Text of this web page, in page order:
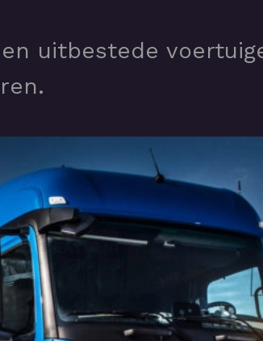
uitbestede